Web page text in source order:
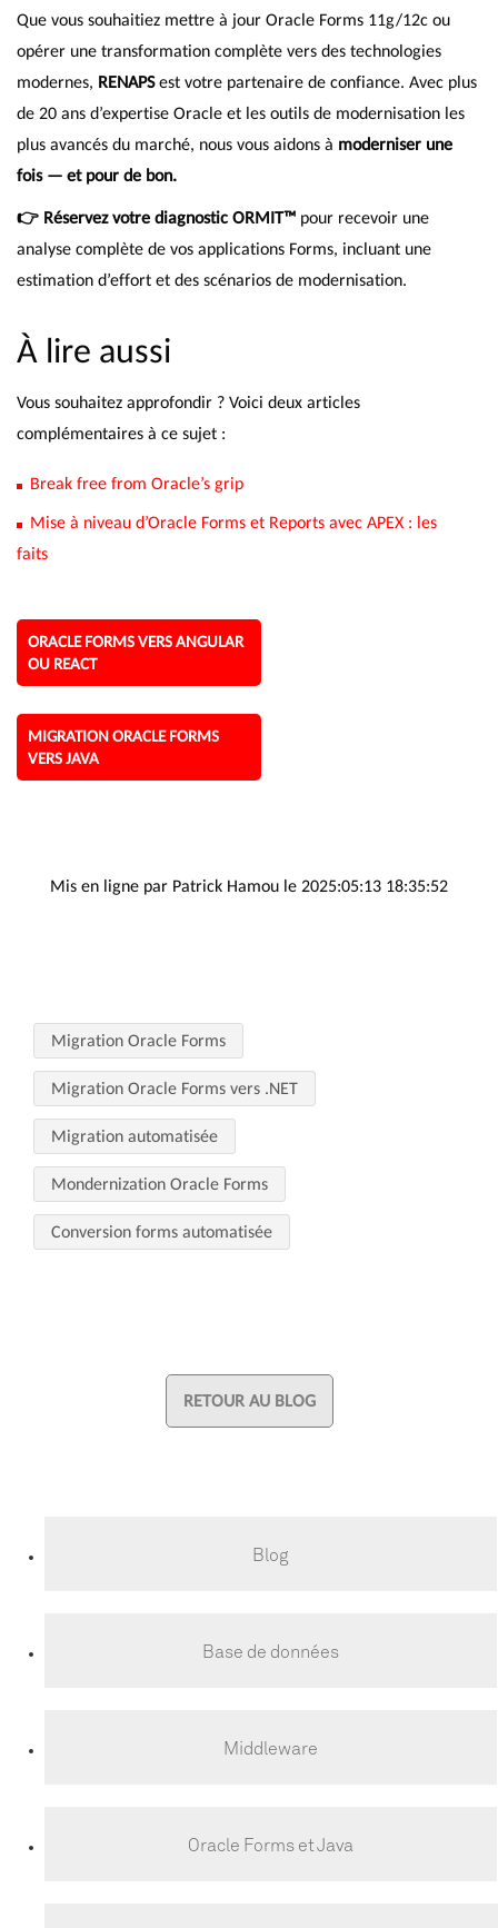
Que vous souhaitiez mettre à jour Oracle Forms 11g/12c ou
opérer une transformation complète vers des technologies
modernes, RENAPSest votre partenaire de confiance. Avec plus
de 20 ans d’expertise Oracle et les outils de modernisation les
plus avancés du marché, nous vous aidons à moderniser une
fois — et pour de bon.
👉 Réservez votre diagnostic ORMIT™ pour recevoir une
analyse complète de vos applications Forms, incluant une
estimation d’effort et des scénarios de modernisation.
À lire aussi
Vous souhaitez approfondir ? Voici deux articles
complémentaires à ce sujet :
Break free from Oracle’s grip
Mise à niveau d’Oracle Forms et Reports avec APEX : les
faits
ORACLE FORMS VERS ANGULAR
OU REACT
MIGRATION ORACLE FORMS
VERS JAVA
Mis en ligne par Patrick Hamou le 2025:05:13 18:35:52
Migration Oracle Forms
Migration Oracle Forms vers .NET
Migration automatisée
Mondernization Oracle Forms
Conversion forms automatisée
RETOUR AU BLOG
Blog
Base de données
Middleware
Oracle Forms et Java